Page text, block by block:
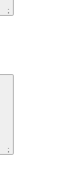
;
;